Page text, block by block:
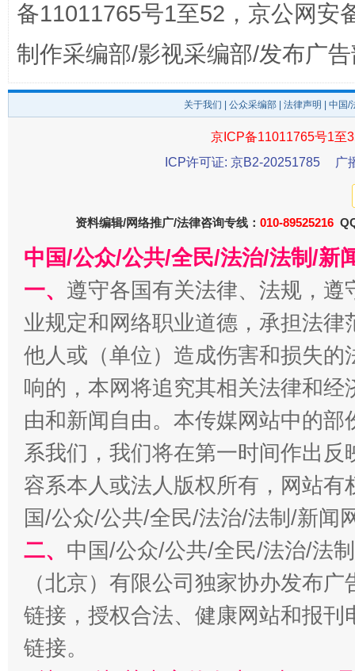
东山县通报“牛蛙产品抗生素超标问题” 法
千年窑火 生生不息
揭开“小金库”的免责幌子
备11011765号1至52，京公网安
制作采编部/影视采编部/发布广
关于我们 公众采编部 法律声明 | 中国
京ICP备11011765号1至
ICP许可证: 京B2-20251785
广
资料编辑/网络推广/法律咨询专线： 010-89525216
中国/公众/公共/全民/法治/法制/新
一、 遵守各国有关法律、法规，
业规定和网络职业道德，承担法
他人或（单位）造成伤害和损失
响的，本网将追究其相关法律和
由和新闻自由。本传媒网站中的
系我们，我们将在第一时间作出
容系本人或法人版权所有，网站
国/公众/公共/全民/法治/法制/新闻
二、 中国/公众/公共/全民/法治/法
（北京）有限公司独家协办发布
链接，授权合法、健康网站和报
链接。